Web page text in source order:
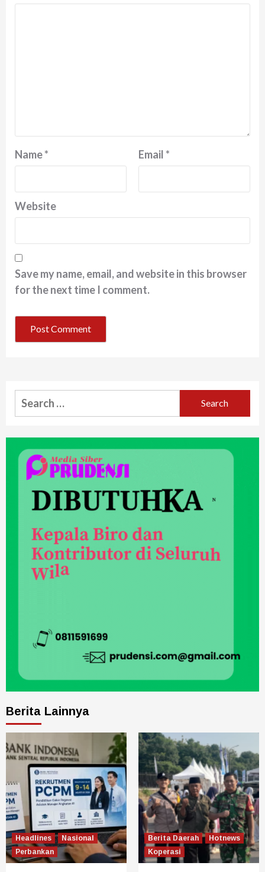
Name* Email*
Website
Save my name, email, and website in this browser
for the next time I comment.
Berita Lainnya
Headlines
Nasional
Perbankan
Berita Daerah
Hotnews
Koperasi